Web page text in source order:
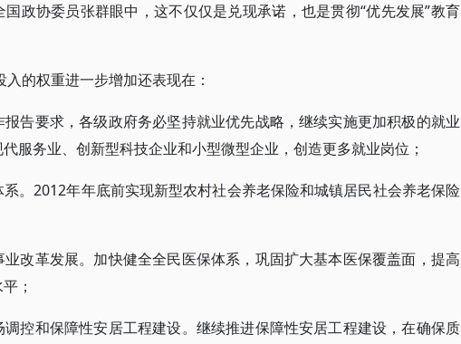
政协委员张群眼中，这不仅仅是兑现承诺，也是贯彻“优先发展”教育
的权重进一步增加还表现在：
告要求，各级政府务必坚持就业优先战略，继续实施更加积极的就业
服务业、创新型科技企业和小型微型企业，创造更多就业岗位；
。2012年年底前实现新型农村社会养老保险和城镇居民社会养老保险
改革发展。加快健全全民医保体系，巩固扩大基本医保覆盖面，提高
；
控和保障性安居工程建设。继续推进保障性安居工程建设，在确保质